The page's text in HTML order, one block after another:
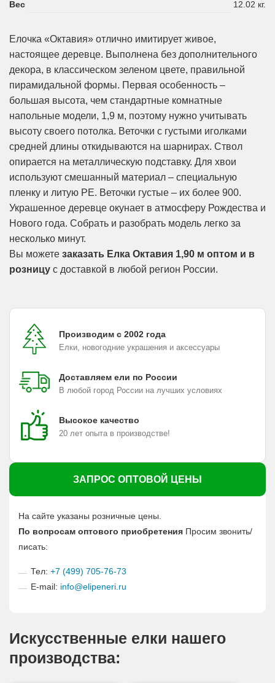
Вес 12.02 кг.
Елочка «Октавия» отлично имитирует живое,
настоящее деревце. Выполнена без дополнительного
декора, в классическом зеленом цвете, правильной
пирамидальной формы. Первая особенность –
большая высота, чем стандартные комнатные
напольные модели, 1,9 м, поэтому нужно учитывать
высоту своего потолка. Веточки с густыми иголками
средней длины откидываются на шарнирах. Ствол
опирается на металлическую подставку. Для хвои
используют смешанный материал – специальную
пленку и литую PE. Веточки густые – их более 900.
Украшенное деревце окунает в атмосферу Рождества и
Нового года. Собрать и разобрать модель легко за
несколько минут.
Вы можете заказать Елка Октавия 1,90 м оптом и в
розницу с доставкой в любой регион России.
Производим с 2002 года
Елки, новогодние украшения и аксессуары
Доставляем ели по России
В любой город России на лучших условиях
Высокое качество
20 лет опыта в производстве!
ЗАПРОС ОПТОВОЙ ЦЕНЫ
На сайте указаны розничные цены.
По вопросам оптового приобретения Просим звонить/
писать:
Тел: +7 (499) 705-76-73
E-mail: info@elipeneri.ru
Искусственные елки нашего
производства: